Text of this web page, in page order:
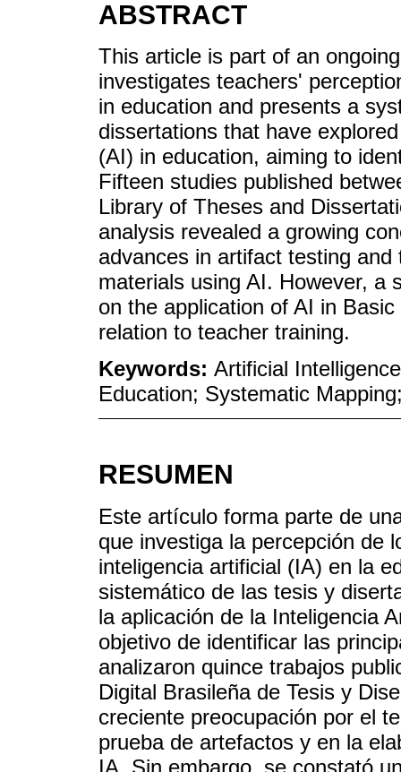
ABSTRACT
This article is part of an
investigates teachers'
in education and presents a
dissertations that have
(AI) in education, aiming to
Fifteen studies published
Library of Theses and
analysis revealed a growing
advances in artifact testing
materials using AI. However, a
on the application of AI in
relation to teacher training.
Keywords: Artificial
Education; Systematic
RESUMEN
Este artículo forma parte de
que investiga la percepción de
inteligencia artificial (IA) en la
sistemático de las tesis y
la aplicación de la Inteligencia
objetivo de identificar las
analizaron quince trabajos
Digital Brasileña de Tesis y
creciente preocupación por el
prueba de artefactos y en la
IA. Sin embargo, se constató